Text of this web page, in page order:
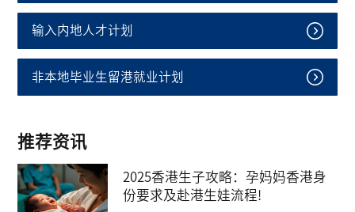
输入内地人才计划
非本地毕业生留港就业计划
推荐资讯
2025香港生子攻略：孕妈妈香港身
份要求及赴港生娃流程!